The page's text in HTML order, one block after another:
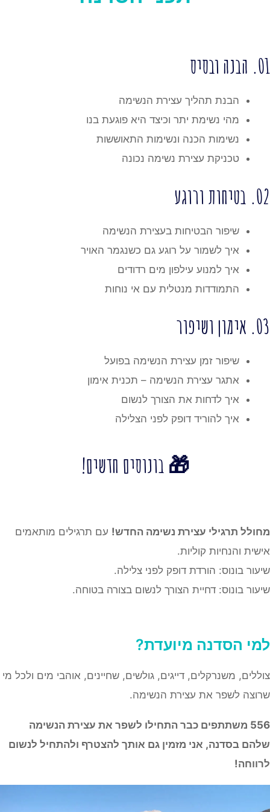
הבנת תהליך עצירת הנשימה
מהי נשימת יתר וכיצד היא פוגעת בנו
נשימות הכנה ונשימות התאוששות
טכניקת עצירת נשימה נכונה
שיפור הבטיחות בעצירת הנשימה
איך לשמור על רוגע גם כשנגמר האויר
איך למנוע עילפון מים רדודים
התמודדות מנטלית עם אי נוחות
שיפור זמן עצירת הנשימה בפועל
אתגר עצירת הנשימה – תכנית אימון
איך לדחות את הצורך לנשום
איך להוריד דופק לפני הצלילה
🎁 בונוסים חדשים!
תרגילי עצירת נשימה החדש!עם תרגילים מותאמים
והנחיות קוליות.
בונוס: הורדת דופק לפני צלילה.
בונוס: דחיית הצורך לנשום בצורה בטוחה.
הסדנה מיועדת?
משנרקלים, דייגים, גולשים, שחיינים, אוהבי מים ולכל מי
לשפר את עצירת הנשימה.
משתתפים כבר התחילו לשפר את עצירת הנשימה
בסדנה, אני מזמין גם אותך להצטרף ולהתחיל לנשום